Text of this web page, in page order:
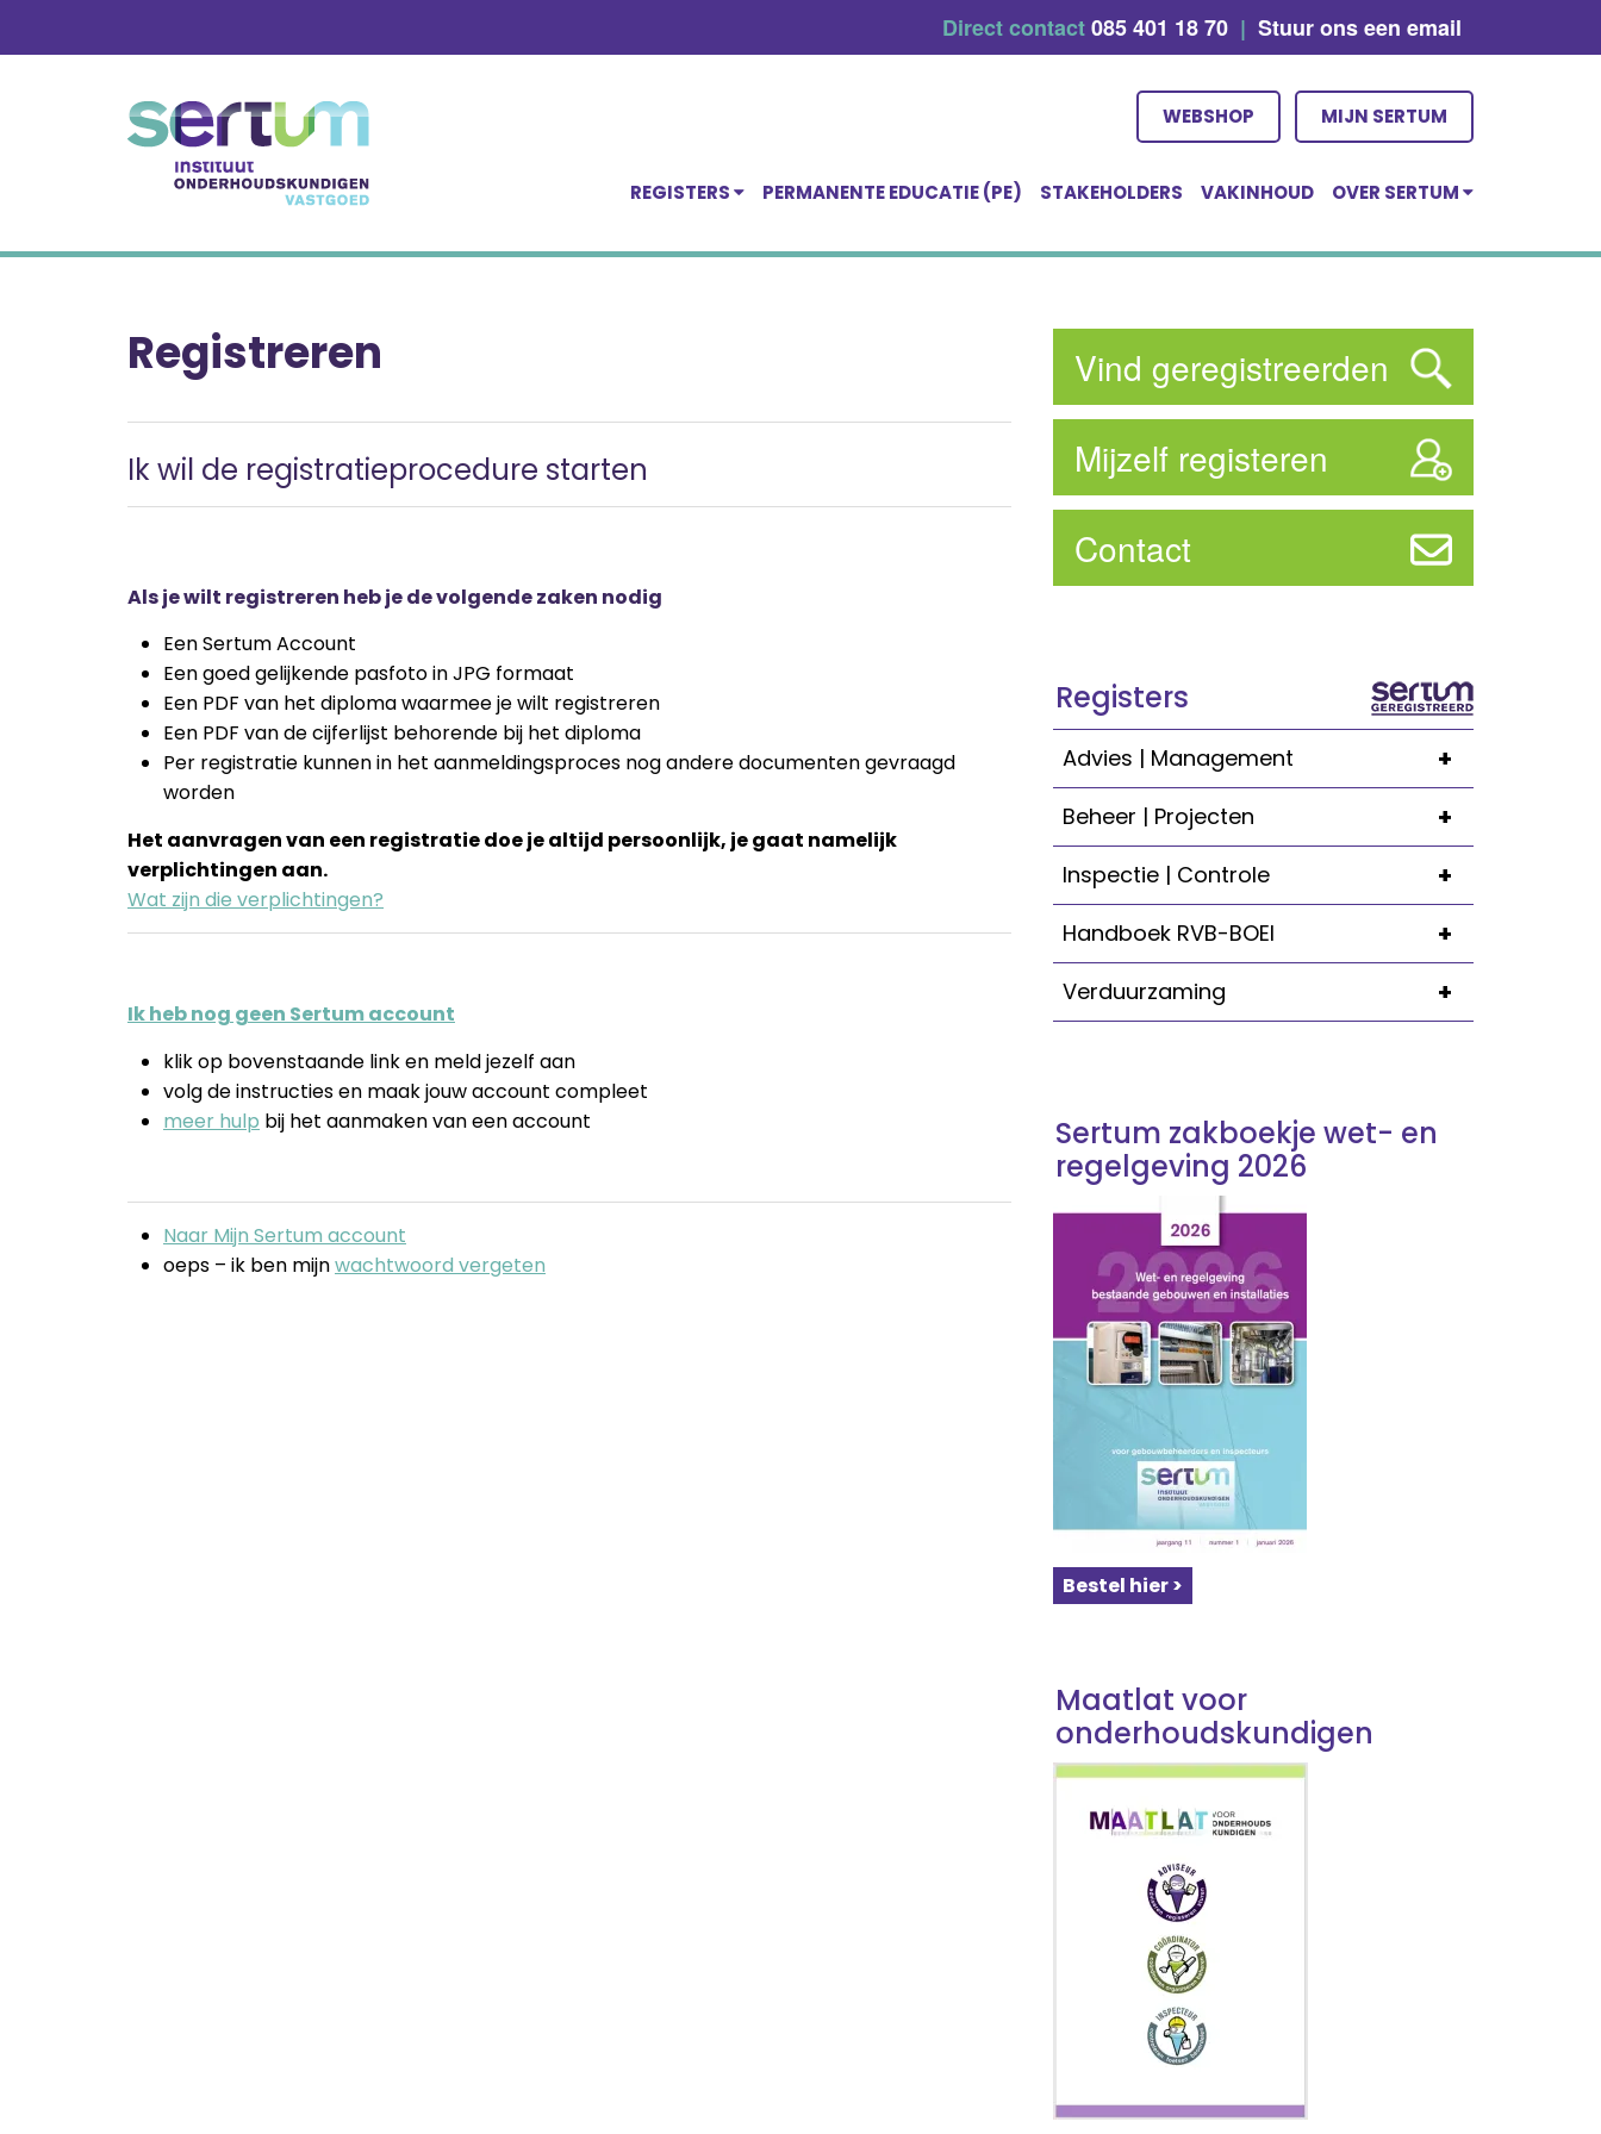
content
Direct contact085 401 18 70 | Stuur ons een email
WEBSHOP MIJN SERTUM
REGISTERS PERMANENTE EDUCATIE (PE) STAKEHOLDERS VAKINHOUD OVER SERTUM
Registreren
Ik wil de registratieprocedure starten
Als je wilt registreren heb je de volgende zaken nodig
Een Sertum Account
Een goed gelijkende pasfoto in JPG formaat
Een PDF van het diploma waarmee je wilt registreren
Een PDF van de cijferlijst behorende bij het diploma
Per registratie kunnen in het aanmeldingsproces nog andere documenten gevraagd
worden
Het aanvragen van een registratie doe je altijd persoonlijk, je gaat namelijk
verplichtingen aan.
Wat zijn die verplichtingen?
Ik heb nog geen Sertum account
klik op bovenstaande link en meld jezelf aan
volg de instructies en maak jouw account compleet
meer hulp bij het aanmaken van een account
Naar Mijn Sertum account
oeps – ik ben mijnwachtwoord vergeten
Vind geregistreerden
Mijzelf registeren
Contact
Registers
+
Advies | Management
+
Beheer | Projecten
+
Inspectie | Controle
+
Handboek RVB-BOEI
+
Verduurzaming
Sertum zakboekje wet- en
regelgeving 2026
Bestel hier >
Maatlat voor
onderhoudskundigen